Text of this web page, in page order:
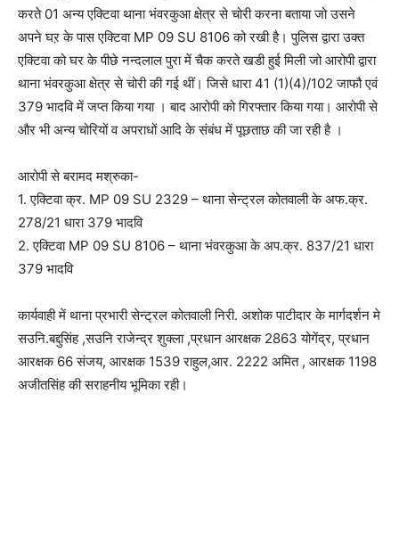
करते 01 अन्य एक्टिवा थाना भंवरकुआ क्षेत्र से चोरी करना बताया जो उसने
अपने घऱ के पास एक्टिवा MP 09 SU 8106 को रखी है। पुलिस द्वारा उक्त
एक्टिवा को घर के पीछे नन्दलाल पुरा में चैक करते खडी हुई मिली जो आरोपी द्वारा
थाना भंवरकुआ क्षेत्र से चोरी की गई थीं। जिसे धारा 41 (1)(4)/102 जाफौ एवं
379 भादवि में जप्त किया गया । बाद आरोपी को गिरफ्तार किया गया। आरोपी से
और भी अन्य चोरियों व अपराधों आदि के संबंध में पूछताछ की जा रही है ।
आरोपी से बरामद मश्रुका-
1. एक्टिवा क्र. MP 09 SU 2329 – थाना सेन्ट्रल कोतवाली के अफ.क्र.
278/21 धारा 379 भादवि
2. एक्टिवा MP 09 SU 8106 – थाना भंवरकुआ के अप.क्र. 837/21 धारा
379 भादवि
कार्यवाही में थाना प्रभारी सेन्ट्रल कोतवाली निरी. अशोक पाटीदार के मार्गदर्शन मे
सउनि.बद्दुसिंह ,सउनि राजेन्द्र शुक्ला ,प्रधान आरक्षक 2863 योगेंद्र, प्रधान
आरक्षक 66 संजय, आरक्षक 1539 राहुल,आर. 2222 अमित , आरक्षक 1198
अजीतसिंह की सराहनीय भूमिका रही।